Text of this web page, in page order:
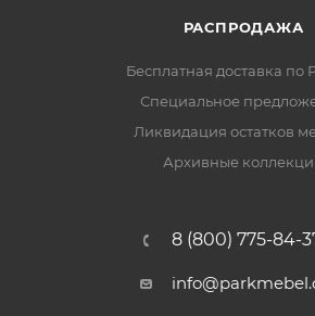
РАСПРОДАЖА
Бесплатная доставка по
Специальное
Ликвидация остатков
Архивные
8 (800) 775-84-